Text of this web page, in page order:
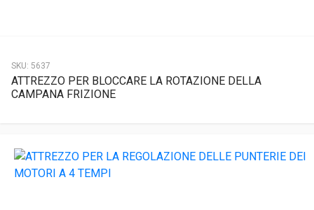
SKU: 5637
ATTREZZO PER BLOCCARE LA ROTAZIONE DELLA
CAMPANA FRIZIONE